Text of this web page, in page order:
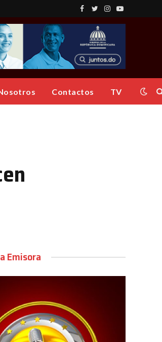
Facebook
TwitterInstagram
YouTube
Contactos TV
Emisora